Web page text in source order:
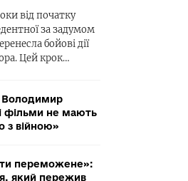
від початку
за задумом
бойові дії
Цей крок…
Володимир
фільми не мають
з війною»
переможене»:
який пережив